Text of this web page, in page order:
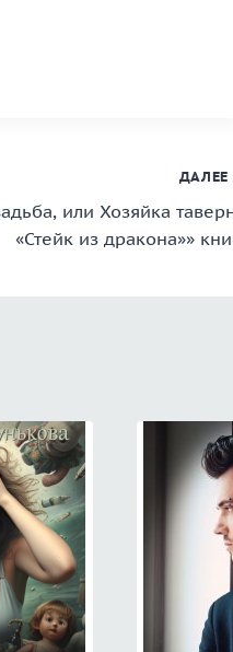
ДАЛЕЕ
или Хозяйка
«Стейк из дракона»»